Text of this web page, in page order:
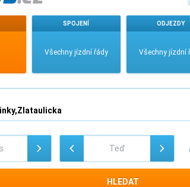
SPOJENÍ
Všechny jízdní řády
ODJEZDY
Všechny jízdní
HLEDAT